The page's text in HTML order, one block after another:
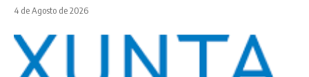
4 de Agosto de 2026